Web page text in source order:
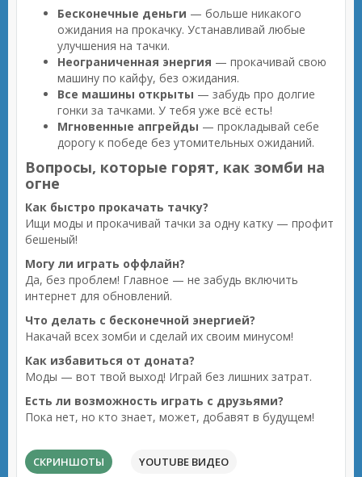
Бесконечные деньги — больше никакого
ожидания на прокачку. Устанавливай любые
улучшения на тачки.
Неограниченная энергия — прокачивай свою
машину по кайфу, без ожидания.
Все машины открыты — забудь про долгие
гонки за тачками. У тебя уже всё есть!
Мгновенные апгрейды — прокладывай себе
дорогу к победе без утомительных ожиданий.
Вопросы, которые горят, как зомби на
огне
Как быстро прокачать тачку?
Ищи моды и прокачивай тачки за одну катку — профит
бешеный!
Могу ли играть оффлайн?
Да, без проблем! Главное — не забудь включить
интернет для обновлений.
Что делать с бесконечной энергией?
Накачай всех зомби и сделай их своим минусом!
Как избавиться от доната?
Моды — вот твой выход! Играй без лишних затрат.
Есть ли возможность играть с друзьями?
Пока нет, но кто знает, может, добавят в будущем!
СКРИНШОТЫ YOUTUBE ВИДЕО